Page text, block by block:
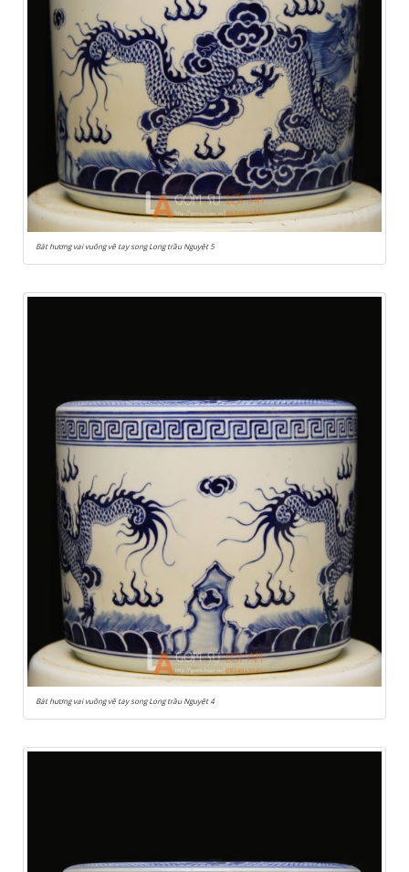
Bát hương vai vuông vẽ tay song Long trầu Nguyệt 5
Bát hương vai vuông vẽ tay song Long trầu Nguyệt 4